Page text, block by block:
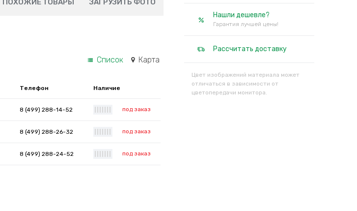
Нашли дешевле?
Гарантия лучшей цены!
Рассчитать доставку
Цвет изображений материала может
отличаться в зависимости от
цветопередачи монитора.
ПОХОЖИЕ ТОВАРЫ ЗАГРУЗИТЬ ФОТО
Список Карта
Телефон Наличие
8 (499) 288-14-52 под заказ
8 (499) 288-26-32 под заказ
8 (499) 288-24-52 под заказ